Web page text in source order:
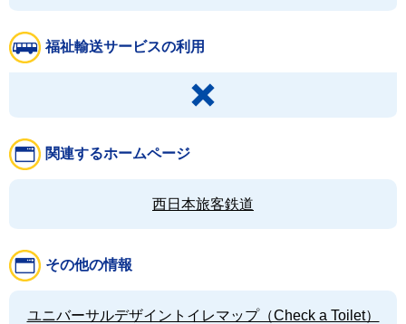
福祉輸送サービスの利用
関連するホームページ
西日本旅客鉄道
その他の情報
ユニバーサルデザイントイレマップ（Check a Toilet）